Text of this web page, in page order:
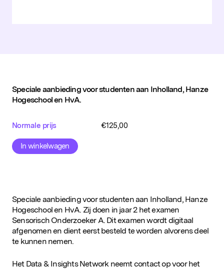
Speciale aanbieding voor studenten aan Inholland, Hanze
Hogeschool en HvA.
Normale prijs €125,00
In winkelwagen
Speciale aanbieding voor studenten aan Inholland, Hanze
Hogeschool en HvA. Zij doen in jaar 2 het examen
Sensorisch Onderzoeker A. Dit examen wordt digitaal
afgenomen en dient eerst besteld te worden alvorens deel
te kunnen nemen.
Het Data & Insights Network neemt contact op voor het